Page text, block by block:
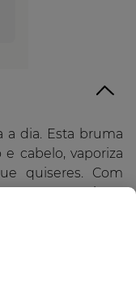
a dia. Esta bruma
cabelo, vaporiza
quiseres. Com
são um convite à
a qualquer